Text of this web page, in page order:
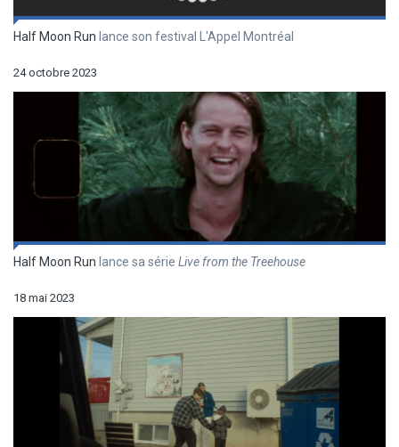
Half Moon Run lance son festival L'Appel Montréal
24 octobre 2023
Half Moon Run lance sa série Live from the Treehouse
18 mai 2023